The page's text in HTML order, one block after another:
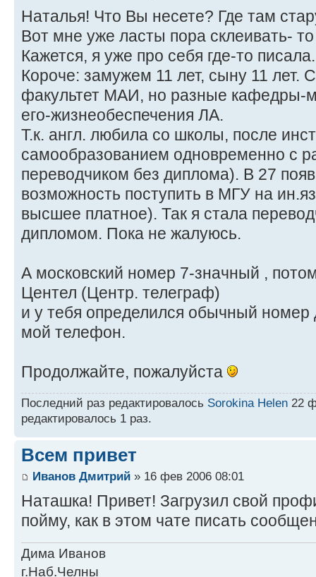
Наталья! Что Вы несете? Где там
Вот мне уже ласты пора склеивать-
Кажется, я уже про себя где-то
Короче: замужем 11 лет, сыну 11 лет.
факультет МАИ, но разные кафедры-
его-жизнеобеспечения ЛА.
Т.к. англ. любила со школы, после
самообразованием одновременно с
переводчиком без диплома). В 27
возможность поступить в МГУ на
высшее платное). Так я стала
дипломом. Пока не жалуюсь.
А московский номер 7-значный ,
Центел (Центр. телеграф)
и у тебя определился обычный номер
мой телефон.
Продолжайте, пожалуйста
Последний раз редактировалось Sorokina Helen 22
редактировалось 1 раз.
Всем привет
Иванов Дмитрий » 16 фев 2006 08:01
Наташка! Привет! Загрузил свой
пойму, как в этом чате писать
Дима Иванов
г.Наб.Челны